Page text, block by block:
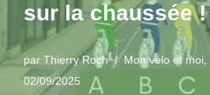
sur la chaussée !
par Thierry Roch Mon vélo et moi
02/09/2025